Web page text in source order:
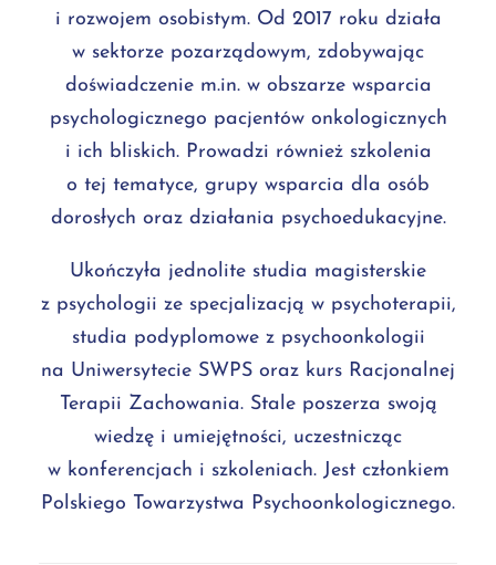
i rozwojem osobistym. Od 2017 roku działa
w sektorze pozarządowym, zdobywając
doświadczenie m.in. w obszarze wsparcia
psychologicznego pacjentów onkologicznych
i ich bliskich. Prowadzi również szkolenia
o tej tematyce, grupy wsparcia dla osób
dorosłych oraz działania psychoedukacyjne.
Ukończyła jednolite studia magisterskie
z psychologii ze specjalizacją w psychoterapii,
studia podyplomowe z psychoonkologii
na Uniwersytecie SWPS oraz kurs Racjonalnej
Terapii Zachowania. Stale poszerza swoją
wiedzę i umiejętności, uczestnicząc
w konferencjach i szkoleniach. Jest członkiem
Polskiego Towarzystwa Psychoonkologicznego.